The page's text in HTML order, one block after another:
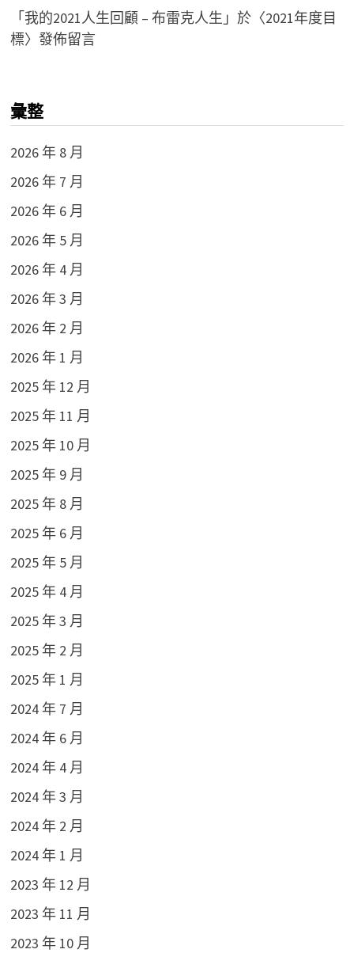
「我的2021人生回顧 – 布雷克人生 」於〈2021年度目
標〉發佈留言
彙整
2026 年 8 月
2026 年 7 月
2026 年 6 月
2026 年 5 月
2026 年 4 月
2026 年 3 月
2026 年 2 月
2026 年 1 月
2025 年 12 月
2025 年 11 月
2025 年 10 月
2025 年 9 月
2025 年 8 月
2025 年 6 月
2025 年 5 月
2025 年 4 月
2025 年 3 月
2025 年 2 月
2025 年 1 月
2024 年 7 月
2024 年 6 月
2024 年 4 月
2024 年 3 月
2024 年 2 月
2024 年 1 月
2023 年 12 月
2023 年 11 月
2023 年 10 月